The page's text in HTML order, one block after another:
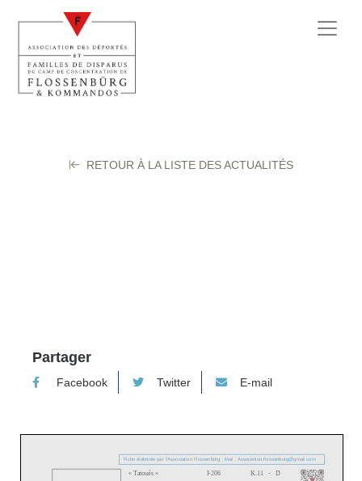
RETOUR À LA LISTE DES ACTUALITÉS
Partager
Facebook Twitter E-mail